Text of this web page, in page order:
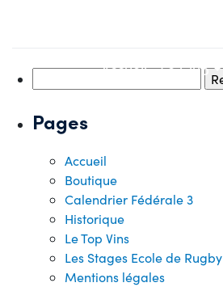
Accueil Le Club
Pages
Accueil
Boutique
Calendrier Fédérale 3
Historique
Le Top Vins
Les Stages Ecole de Rugby
Mentions légales